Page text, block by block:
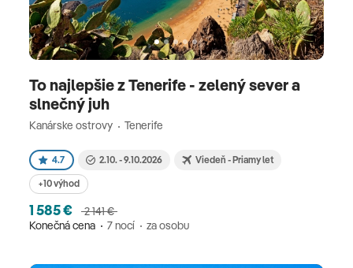
To najlepšie z Tenerife - zelený sever a
slnečný juh
Kanárske ostrovy Tenerife
4.7 2.10. - 9.10.2026 Viedeň - Priamy let
+10 výhod
1 585 €
2 141 €
Konečná cena
7 nocí za osobu